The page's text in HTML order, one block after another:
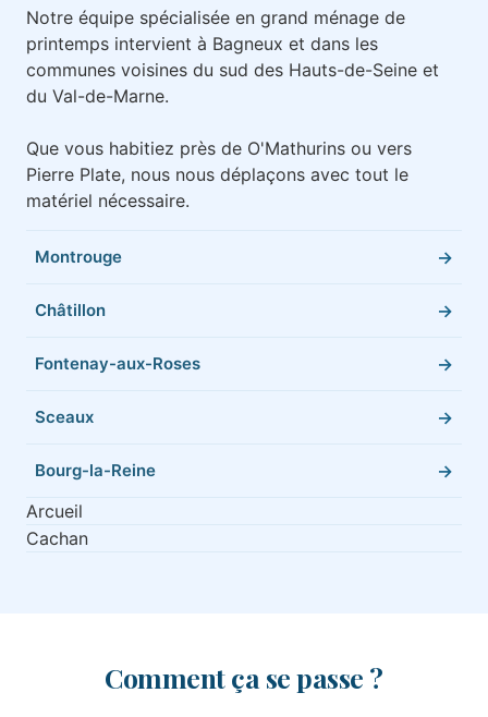
Notre équipe spécialisée en grand ménage de
printemps intervient à Bagneux et dans les
communes voisines du sud des Hauts-de-Seine et
du Val-de-Marne.
Que vous habitiez près de O'Mathurins ou vers
Pierre Plate, nous nous déplaçons avec tout le
matériel nécessaire.
Montrouge
Châtillon
Fontenay-aux-Roses
Sceaux
Bourg-la-Reine
Arcueil
Cachan
Comment ça se passe ?